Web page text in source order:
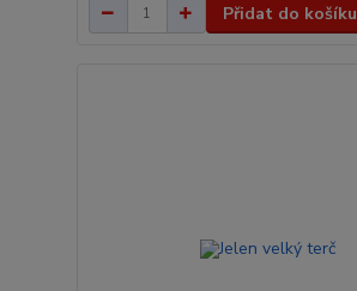
Přidat do košíku